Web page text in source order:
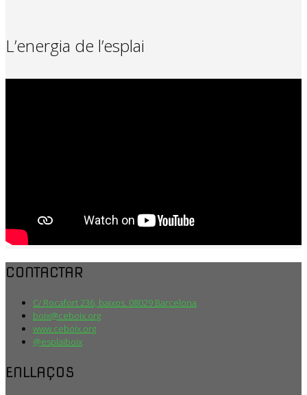
L’energia de l’esplai
CONTACTAR
C/ Rocafort 236, baixos. 08029 Barcelona
boix@ceboix.org
www.ceboix.org
@esplaiboix
ENLLAÇOS